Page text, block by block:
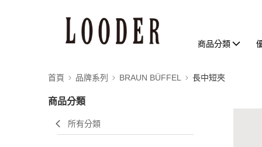
商品分類
首頁 品牌系列 BRAUN BÜFFEL 長中短夾
商品分類
所有分類